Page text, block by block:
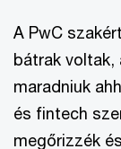
A PwC
bátrak voltak,
maradniuk
és fintech
megőrizzék